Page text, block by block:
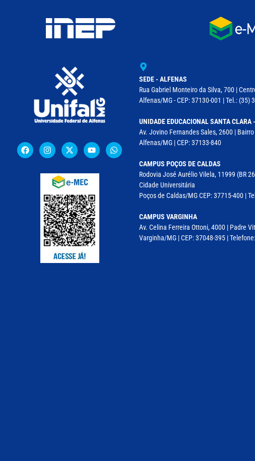
SEDE - ALFENAS
Rua Gabriel Monteiro da Silva, 700 |
Alfenas/MG - CEP: 37130-001 | Tel.: (35)
UNIDADE EDUCACIONAL SANTA CLARA
Av. Jovino Fernandes Sales, 2600 |
Alfenas/MG | CEP: 37133-840
CAMPUS POÇOS DE CALDAS
Rodovia José Aurélio Vilela, 11999 (BR
Cidade Universitária
Poços de Caldas/MG CEP: 37715-400 |
CAMPUS VARGINHA
Av. Celina Ferreira Ottoni, 4000 | Padre
Varginha/MG | CEP: 37048-395 |